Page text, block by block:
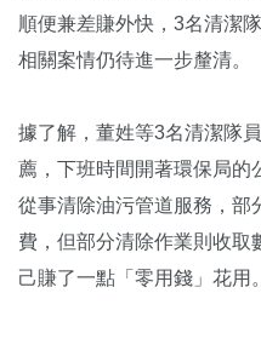
順便兼差賺外快，3名清潔
相關案情仍待進一步釐清。
據了解，董姓等3名清潔隊
薦，下班時間開著環保局的
從事清除油污管道服務，部
費，但部分清除作業則收取
己賺了一點「零用錢」花用。